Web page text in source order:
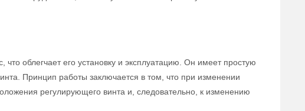
облегчает его установку и эксплуатацию. Он имеет простую
Принцип работы заключается в том, что при изменении
регулирующего винта и, следовательно, к изменению